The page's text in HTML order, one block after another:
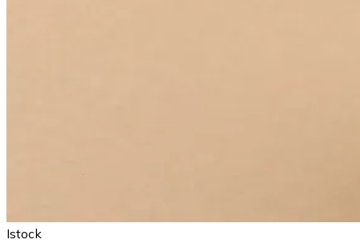
Istock